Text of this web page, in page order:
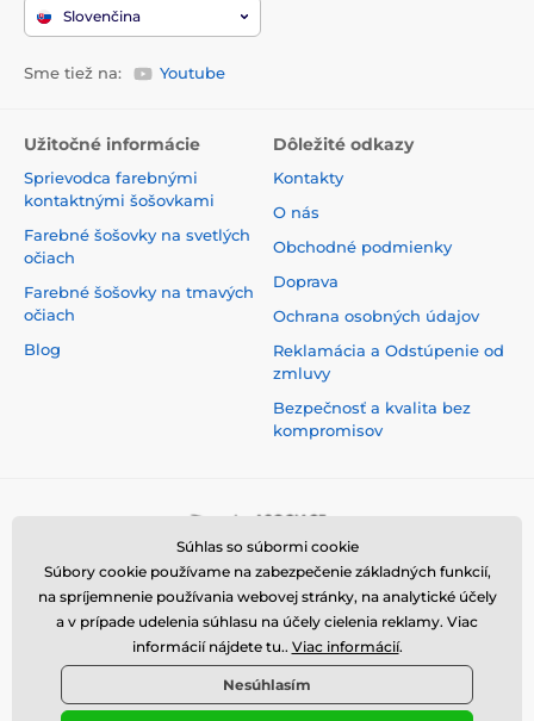
Slovenčina
Sme tiež na: Youtube
Užitočné informácie
Sprievodca farebnými
kontaktnými šošovkami
Farebné šošovky na svetlých
očiach
Farebné šošovky na tmavých
očiach
Blog
Dôležité odkazy
Kontakty
O nás
Obchodné podmienky
Doprava
Ochrana osobných údajov
Reklamácia a Odstúpenie od
zmluvy
Bezpečnosť a kvalita bez
kompromisov
Súhlas so súbormi cookie
Súbory cookie používame na zabezpečenie základných funkcií,
na spríjemnenie používania webovej stránky, na analytické účely
a v prípade udelenia súhlasu na účely cielenia reklamy. Viac
informácií nájdete tu.. Viac informácií.
Nesúhlasím